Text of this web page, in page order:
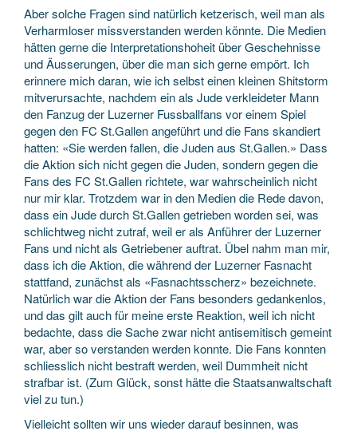
Aber solche Fragen sind natürlich ketzerisch, weil man als
Verharmloser missverstanden werden könnte. Die Medien
hätten gerne die Interpretationshoheit über Geschehnisse
und Äusserungen, über die man sich gerne empört. Ich
erinnere mich daran, wie ich selbst einen kleinen Shitstorm
mitverursachte, nachdem ein als Jude verkleideter Mann
den Fanzug der Luzerner Fussballfans vor einem Spiel
gegen den FC St.Gallen angeführt und die Fans skandiert
hatten: «Sie werden fallen, die Juden aus St.Gallen.» Dass
die Aktion sich nicht gegen die Juden, sondern gegen die
Fans des FC St.Gallen richtete, war wahrscheinlich nicht
nur mir klar. Trotzdem war in den Medien die Rede davon,
dass ein Jude durch St.Gallen getrieben worden sei, was
schlichtweg nicht zutraf, weil er als Anführer der Luzerner
Fans und nicht als Getriebener auftrat. Übel nahm man mir,
dass ich die Aktion, die während der Luzerner Fasnacht
stattfand, zunächst als «Fasnachtsscherz» bezeichnete.
Natürlich war die Aktion der Fans besonders gedankenlos,
und das gilt auch für meine erste Reaktion, weil ich nicht
bedachte, dass die Sache zwar nicht antisemitisch gemeint
war, aber so verstanden werden konnte. Die Fans konnten
schliesslich nicht bestraft werden, weil Dummheit nicht
strafbar ist. (Zum Glück, sonst hätte die Staatsanwaltschaft
viel zu tun.)
Vielleicht sollten wir uns wieder darauf besinnen, was